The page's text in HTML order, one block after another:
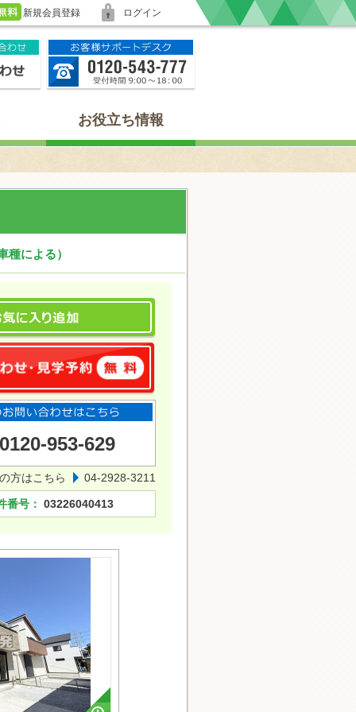
新規会員登録 ログイン
お役立ち情報
による）
0120-953-629
方はこちら 04-2928-3211
番号： 03226040413